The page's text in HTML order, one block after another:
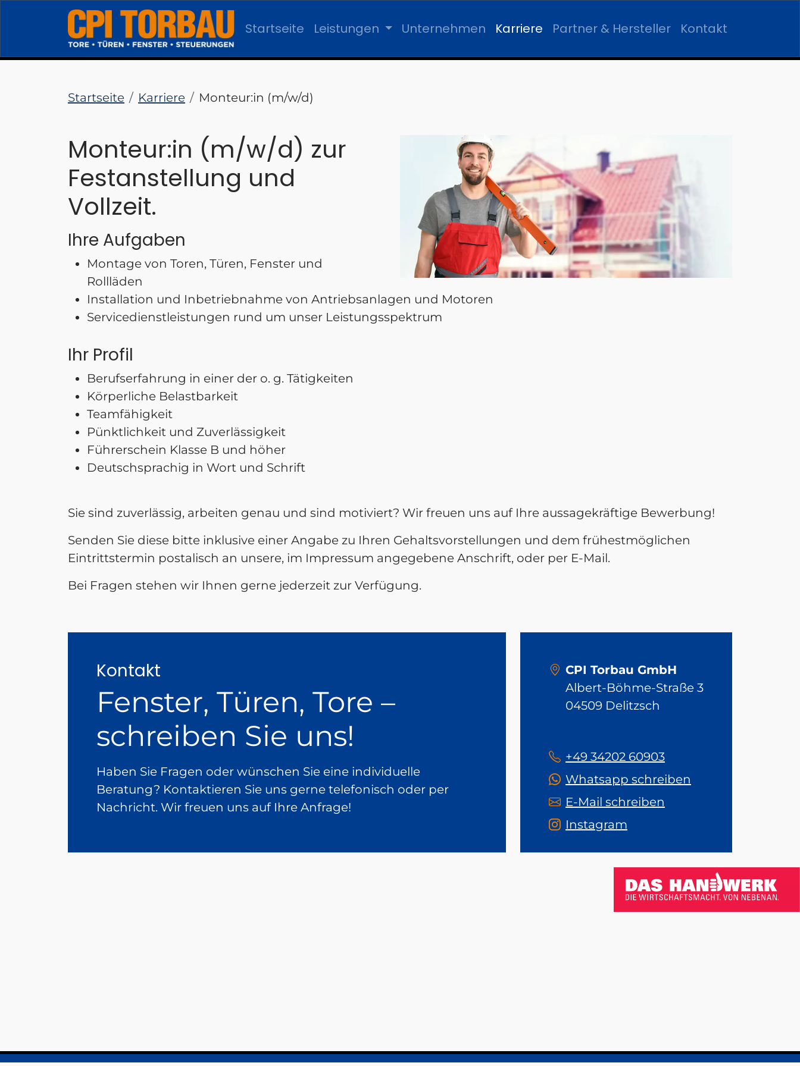
Startseite Leistungen Unternehmen Karriere Partner & Hersteller Kontakt
Startseite Karriere Monteur:in (m/w/d)
Monteur:in (m/w/d) zur
Festanstellung und
Vollzeit.
Ihre Aufgaben
Montage von Toren, Türen, Fenster und
Rollläden
Installation und Inbetriebnahme von Antriebsanlagen und Motoren
Servicedienstleistungen rund um unser Leistungsspektrum
Ihr Profil
Berufserfahrung in einer der o. g. Tätigkeiten
Körperliche Belastbarkeit
Teamfähigkeit
Pünktlichkeit und Zuverlässigkeit
Führerschein Klasse B und höher
Deutschsprachig in Wort und Schrift
Sie sind zuverlässig, arbeiten genau und sind motiviert? Wir freuen uns auf Ihre aussagekräftige Bewerbung!
Senden Sie diese bitte inklusive einer Angabe zu Ihren Gehaltsvorstellungen und dem frühestmöglichen
Eintrittstermin postalisch an unsere, im Impressum angegebene Anschrift, oder per E-Mail.
Bei Fragen stehen wir Ihnen gerne jederzeit zur Verfügung.
Kontakt
Fenster, Türen, Tore –
schreiben Sie uns!
Haben Sie Fragen oder wünschen Sie eine individuelle
Beratung? Kontaktieren Sie uns gerne telefonisch oder per
Nachricht. Wir freuen uns auf Ihre Anfrage!
CPI Torbau GmbH
Albert-Böhme-Straße 3
04509 Delitzsch
+49 34202 60903
Whatsapp schreiben
E-Mail schreiben
Instagram